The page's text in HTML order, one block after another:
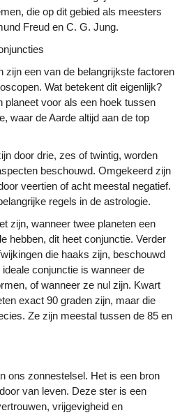
die op dit gebied als meesters
Freud en C. G. Jung.
zijn een van de belangrijkste factoren
Wat betekent dit eigenlijk?
planeet voor als een hoek tussen
waar de Aarde altijd aan de top
door drie, zes of twintig, worden
beschouwd. Omgekeerd zijn
veertien of acht meestal negatief.
regels in de astrologie.
zijn, wanneer twee planeten een
hebben, dit heet conjunctie. Verder
die haaks zijn, beschouwd
conjunctie is wanneer de
of wanneer ze nul zijn. Kwart
exact 90 graden zijn, maar die
Ze zijn meestal tussen de 85 en
ons zonnestelsel. Het is een bron
van leven. Deze ster is een
vrijgevigheid en